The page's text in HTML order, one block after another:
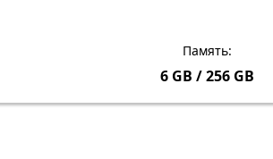
Память:
6 GB / 256 GB